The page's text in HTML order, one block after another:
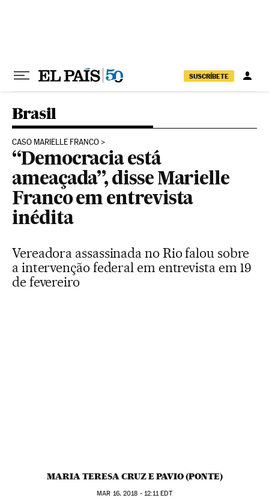
SUSCRÍBETE
Brasil
CASO MARIELLE FRANCO
“Democracia está
ameaçada”, disse Marielle
Franco em entrevista
inédita
Vereadora assassinada no Rio falou sobre
a intervenção federal em entrevista em 19
de fevereiro
MARIA TERESA CRUZ E PAVIO (PONTE)
MAR 16, 2018 - 12:11EDT